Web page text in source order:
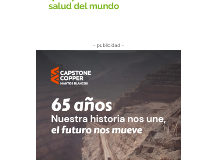
- publicidad -